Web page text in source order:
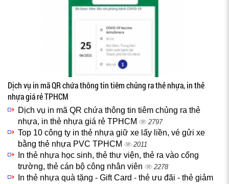
Dịch vụ in mã QR chứa thông tin tiêm chủng ra thẻ nhựa, in thẻ
nhựa giá rẻ TPHCM
Dịch vụ in mã QR chứa thông tin tiêm chủng ra thẻ
nhựa, in thẻ nhựa giá rẻ TPHCM
2797
Top 10 công ty in thẻ nhựa giữ xe lấy liền, vé gửi xe
bằng thẻ nhựa PVC TPHCM
2011
In thẻ nhựa học sinh, thẻ thư viện, thẻ ra vào cổng
trường, thẻ cán bộ công nhân viên
2278
In thẻ nhựa quà tặng - Gift Card - thẻ ưu đãi - thẻ giảm